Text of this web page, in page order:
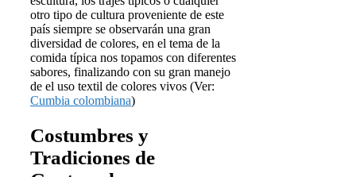
otro tipo de cultura proveniente de este
país siempre se observarán una gran
diversidad de colores, en el tema de la
comida típica nos topamos con diferentes
sabores, finalizando con su gran manejo
de el uso textil de colores vivos (Ver:
Cumbia colombiana)
Costumbres y
Tradiciones de